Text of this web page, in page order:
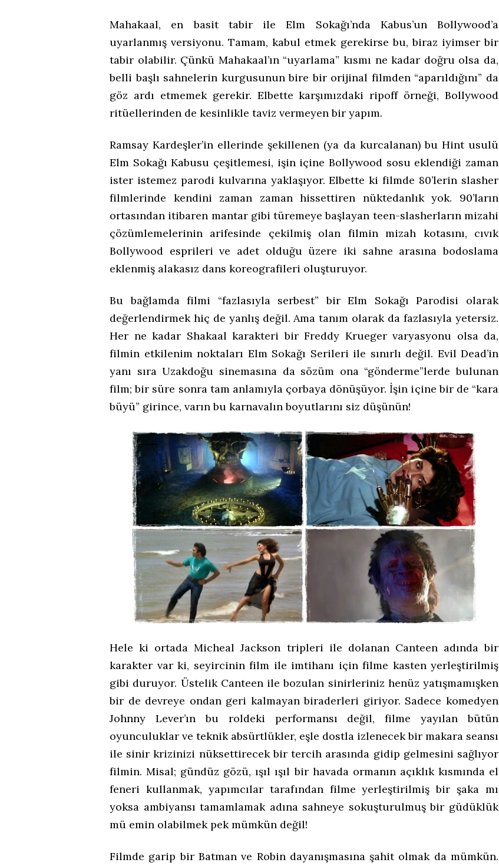
Mahakaal, en basit tabir ile Elm Sokağı’nda Kabus’un Bollywood’a
uyarlanmış versiyonu. Tamam, kabul etmek gerekirse bu, biraz iyimser bir
tabir olabilir. Çünkü Mahakaal’ın “uyarlama” kısmı ne kadar doğru olsa da,
belli başlı sahnelerin kurgusunun bire bir orijinal filmden “aparıldığını” da
göz ardı etmemek gerekir. Elbette karşımızdaki ripoff örneği, Bollywood
ritüellerinden de kesinlikle taviz vermeyen bir yapım.
Ramsay Kardeşler’in ellerinde şekillenen (ya da kurcalanan) bu Hint usulü
Elm Sokağı Kabusu çeşitlemesi, işin içine Bollywood sosu eklendiği zaman
ister istemez parodi kulvarına yaklaşıyor. Elbette ki filmde 80’lerin slasher
filmlerinde kendini zaman zaman hissettiren nüktedanlık yok. 90’ların
ortasından itibaren mantar gibi türemeye başlayan teen-slasherların mizahi
çözümlemelerinin arifesinde çekilmiş olan filmin mizah kotasını, cıvık
Bollywood esprileri ve adet olduğu üzere iki sahne arasına bodoslama
eklenmiş alakasız dans koreografileri oluşturuyor.
Bu bağlamda filmi “fazlasıyla serbest” bir Elm Sokağı Parodisi olarak
değerlendirmek hiç de yanlış değil. Ama tanım olarak da fazlasıyla yetersiz.
Her ne kadar Shakaal karakteri bir Freddy Krueger varyasyonu olsa da,
filmin etkilenim noktaları Elm Sokağı Serileri ile sınırlı değil. Evil Dead’in
yanı sıra Uzakdoğu sinemasına da sözüm ona “gönderme”lerde bulunan
film; bir süre sonra tam anlamıyla çorbaya dönüşüyor. İşin içine bir de “kara
büyü” girince, varın bu karnavalın boyutlarını siz düşünün!
Hele ki ortada Micheal Jackson tripleri ile dolanan Canteen adında bir
karakter var ki, seyircinin film ile imtihanı için filme kasten yerleştirilmiş
gibi duruyor. Üstelik Canteen ile bozulan sinirleriniz henüz yatışmamışken
bir de devreye ondan geri kalmayan biraderleri giriyor. Sadece komedyen
Johnny Lever’ın bu roldeki performansı değil, filme yayılan bütün
oyunculuklar ve teknik absürtlükler, eşle dostla izlenecek bir makara seansı
ile sinir krizinizi nüksettirecek bir tercih arasında gidip gelmesini sağlıyor
filmin. Misal; gündüz gözü, ışıl ışıl bir havada ormanın açıklık kısmında el
feneri kullanmak, yapımcılar tarafından filme yerleştirilmiş bir şaka mı
yoksa ambiyansı tamamlamak adına sahneye sokuşturulmuş bir güdüklük
mü emin olabilmek pek mümkün değil!
Filmde garip bir Batman ve Robin dayanışmasına şahit olmak da mümkün.